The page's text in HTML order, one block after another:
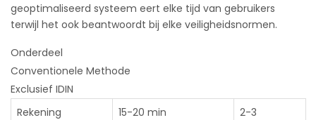
geoptimaliseerd systeem eert elke tijd van gebruikers
terwijl het ook beantwoordt bij elke veiligheidsnormen.
Onderdeel
Conventionele Methode
Exclusief IDIN
Rekening
15-20 min
2-3